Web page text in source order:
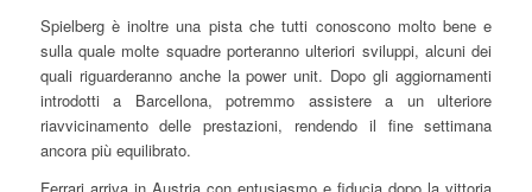
Spielberg è inoltre una pista che tutti conoscono molto bene e
sulla quale molte squadre porteranno ulteriori sviluppi, alcuni dei
quali riguarderanno anche la power unit. Dopo gli aggiornamenti
introdotti a Barcellona, potremmo assistere a un ulteriore
riavvicinamento delle prestazioni, rendendo il fine settimana
ancora più equilibrato.